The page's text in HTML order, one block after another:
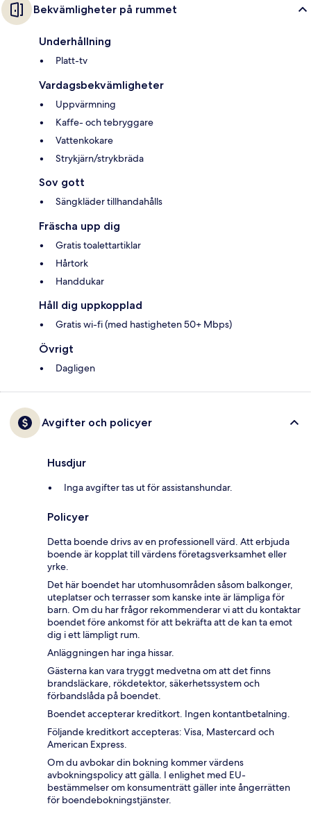
Bekvämligheter på rummet
Underhållning
Platt-tv
Vardagsbekvämligheter
Uppvärmning
Kaffe- och tebryggare
Vattenkokare
Strykjärn/strykbräda
Sov gott
Sängkläder tillhandahålls
Fräscha upp dig
Gratis toalettartiklar
Hårtork
Handdukar
Håll dig uppkopplad
Gratis wi-fi (med hastigheten 50+ Mbps)
Övrigt
Dagligen
Avgifter och policyer
Husdjur
Inga avgifter tas ut för assistanshundar.
Policyer
Detta boende drivs av en professionell värd. Att erbjuda
boende är kopplat till värdens företagsverksamhet eller
yrke.
Det här boendet har utomhusområden såsom balkonger,
uteplatser och terrasser som kanske inte är lämpliga för
barn. Om du har frågor rekommenderar vi att du kontaktar
boendet före ankomst för att bekräfta att de kan ta emot
dig i ett lämpligt rum.
Anläggningen har inga hissar.
Gästerna kan vara tryggt medvetna om att det finns
brandsläckare, rökdetektor, säkerhetssystem och
förbandslåda på boendet.
Boendet accepterar kreditkort. Ingen kontantbetalning.
Följande kreditkort accepteras: Visa, Mastercard och
American Express.
Om du avbokar din bokning kommer värdens
avbokningspolicy att gälla. I enlighet med EU-
bestämmelser om konsumenträtt gäller inte ångerrätten
för boendebokningstjänster.